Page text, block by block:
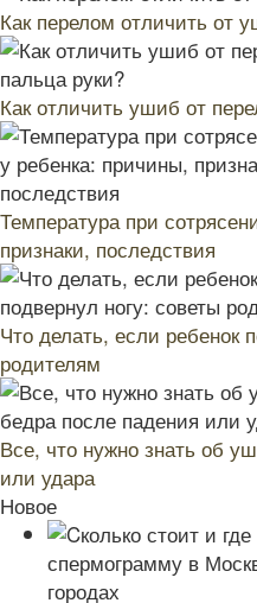
Как перелом отличить от
Как отличить ушиб от
Температура при
признаки, последствия
Что делать, если ребенок
родителям
Все, что нужно знать об
или удара
Новое